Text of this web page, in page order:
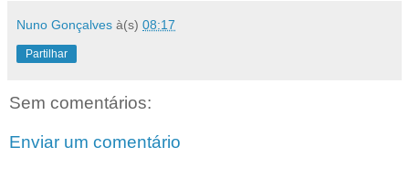
Nuno Gonçalves à(s) 08:17
Partilhar
Sem comentários:
Enviar um comentário